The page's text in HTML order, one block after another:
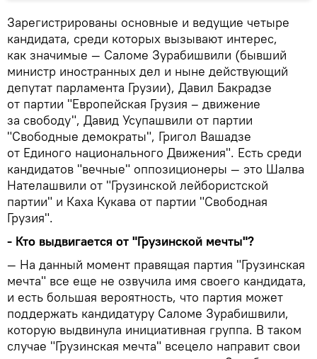
Зарегистрированы основные и ведущие четыре
кандидата, среди которых вызывают интерес,
как значимые — Саломе Зурабишвили (бывший
министр иностранных дел и ныне действующий
депутат парламента Грузии), Давил Бакрадзе
от партии "Европейская Грузия – движение
за свободу", Давид Усупашвили от партии
"Свободные демократы", Григол Вашадзе
от Единого национального Движения". Есть среди
кандидатов "вечные" оппозиционеры — это Шалва
Нателашвили от "Грузинской лейбористской
партии" и Каха Кукава от партии "Свободная
Грузия".
- Кто выдвигается от "Грузинской мечты"?
— На данный момент правящая партия "Грузинская
мечта" все еще не озвучила имя своего кандидата,
и есть большая вероятность, что партия может
поддержать кандидатуру Саломе Зурабишвили,
которую выдвинула инициативная группа. В таком
случае "Грузинская мечта" всецело направит свои